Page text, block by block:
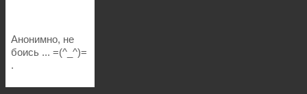
Анонимно, не
боись ... =(^_^)=
.